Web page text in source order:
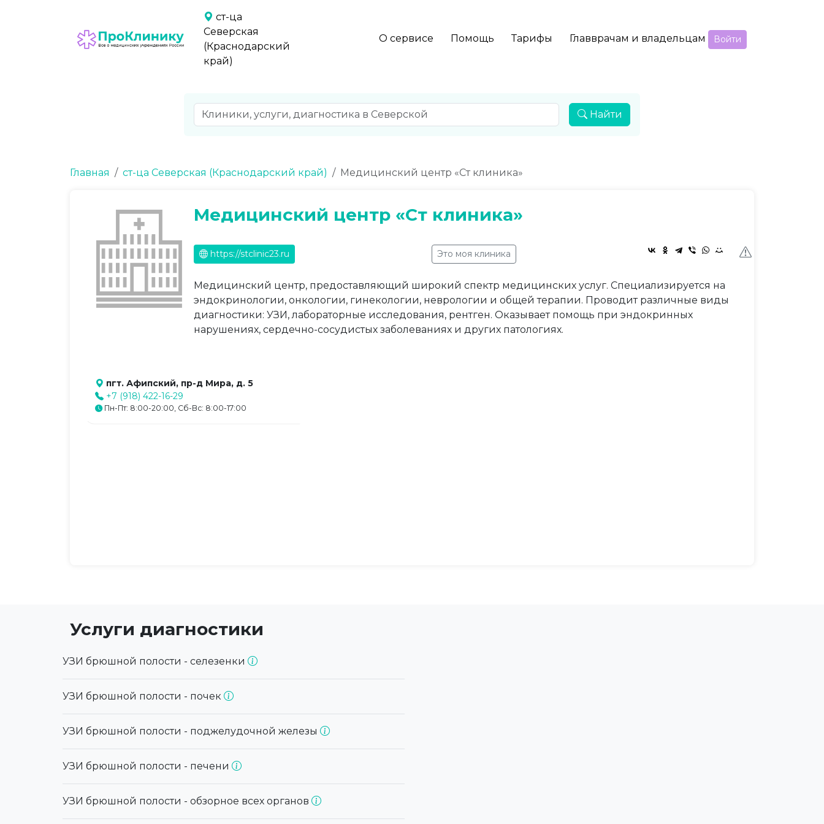
ст-ца
Северская
(Краснодарский
край)
О сервисе Помощь Тарифы Главврачам и владельцам Войти
Найти
Главная ст-ца Северская (Краснодарский край) Медицинский центр «Ст клиника»
Медицинский центр «Ст клиника»
https://stclinic23.ru Это моя клиника
Медицинский центр, предоставляющий широкий спектр медицинских услуг. Специализируется на
эндокринологии, онкологии, гинекологии, неврологии и общей терапии. Проводит различные виды
диагностики: УЗИ, лабораторные исследования, рентген. Оказывает помощь при эндокринных
нарушениях, сердечно-сосудистых заболеваниях и других патологиях.
пгт. Афипский, пр-д Мира, д. 5
+7 (918) 422-16-29
Пн-Пт: 8:00-20:00, Сб-Вс: 8:00-17:00
Услуги диагностики
УЗИ брюшной полости - селезенки
УЗИ брюшной полости - почек
УЗИ брюшной полости - поджелудочной железы
УЗИ брюшной полости - печени
УЗИ брюшной полости - обзорное всех органов